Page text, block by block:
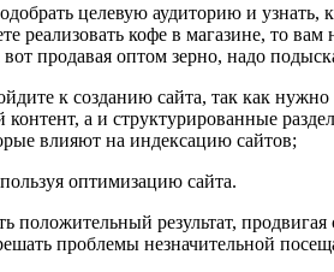
целевую аудиторию и узнать,
реализовать кофе в магазине, то
продавая оптом зерно, надо
к созданию сайта, так как
а и структурированные
влияют на индексацию сайтов;
оптимизацию сайта.
положительный результат,
проблемы незначительной